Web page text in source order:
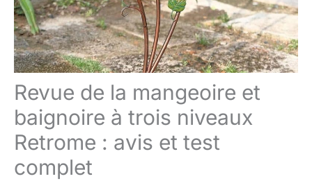
Revue de la mangeoire et
baignoire à trois niveaux
Retrome : avis et test
complet